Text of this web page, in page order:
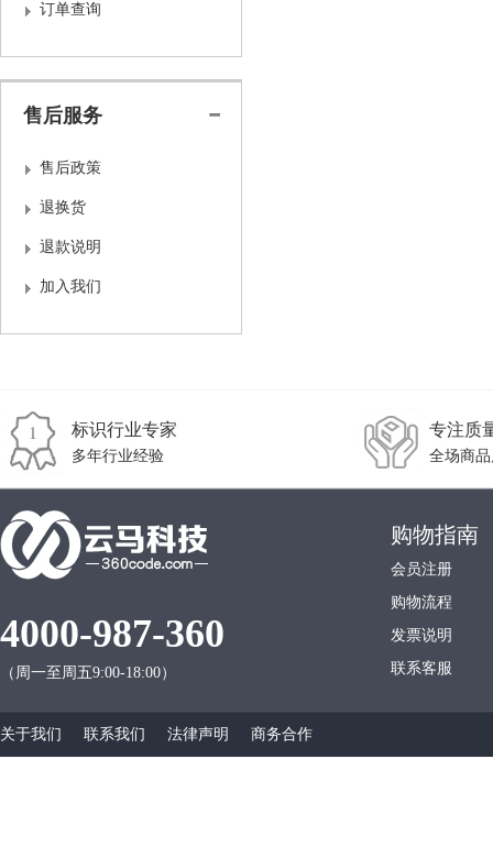
订单查询
售后服务
售后政策
退换货
退款说明
加入我们
标识行业专家
多年行业经验
专注质
全场商
4000-987-360
（周一至周五9:00-18:00）
购物指南
会员注册
购物流程
发票说明
联系客服
关于我们 联系我们 法律声明 商务合作